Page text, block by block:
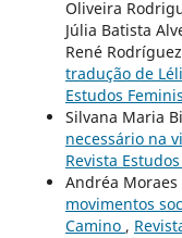
Oliveira
Júlia Batista
René
tradução de
Estudos
Silvana Maria
necessário na
Revista
Andréa Moraes
movimentos
Camino ,